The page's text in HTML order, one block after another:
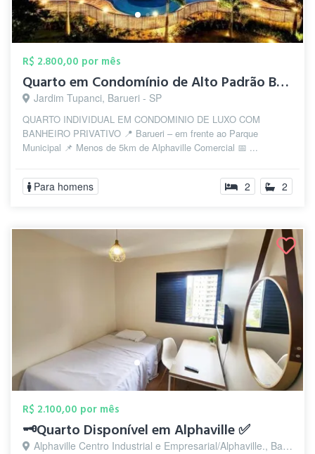
R$ 2.800,00 por mês
Quarto em Condomínio de Alto Padrão Baru...
Jardim Tupanci, Barueri - SP
QUARTO INDIVIDUAL EM CONDOMINIO DE LUXO COM
BANHEIRO PRIVATIVO 📍 Barueri – em frente ao Parque
Municipal 📌 Menos de 5km de Alphaville Comercial 📅 ...
Para homens 2 2
R$ 2.100,00 por mês
🗝️Quarto Disponível em Alphaville ✅
Alphaville Centro Industrial e Empresarial/Alphaville., Barueri - SP